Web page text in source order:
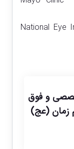
National Eye
و فوق
زمان (عج)